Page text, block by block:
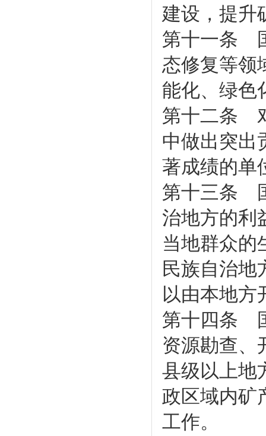
建设，提升
第十一条
态修复等领
能化、绿色
第十二条
中做出突出
著成绩的单
第十三条
治地方的利
当地群众的
民族自治地
以由本地方
第十四条
资源勘查、
县级以上地
政区域内矿
工作。